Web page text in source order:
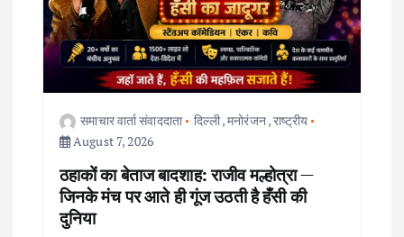
a
t
समाचार वार्ता संवाददाता दिल्ली,मनोरंजन,राष्ट्रीय
August 7, 2026
ठहाकों का बेताज बादशाह: राजीव मल्होत्रा —
जिनके मंच पर आते ही गूंज उठती है हँसी की
दुनिया